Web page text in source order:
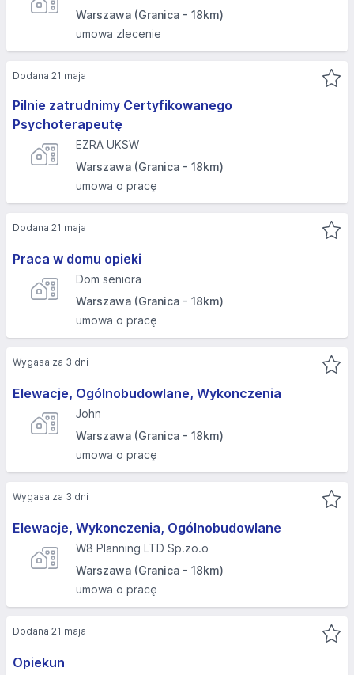
Warszawa (Granica - 18km)
umowa zlecenie
Pilnie zatrudnimy Certyfikowanego
Psychoterapeutę
EZRA UKSW
Warszawa (Granica - 18km)
umowa o pracę
Dodana 21 maja
Praca w domu opieki
Dom seniora
Warszawa (Granica - 18km)
umowa o pracę
Dodana 21 maja
Elewacje, Ogólnobudowlane, Wykonczenia
John
Warszawa (Granica - 18km)
umowa o pracę
Wygasa za 3 dni
Elewacje, Wykonczenia, Ogólnobudowlane
W8 Planning LTD Sp.zo.o
Warszawa (Granica - 18km)
umowa o pracę
Wygasa za 3 dni
Opiekun
Dodana 21 maja